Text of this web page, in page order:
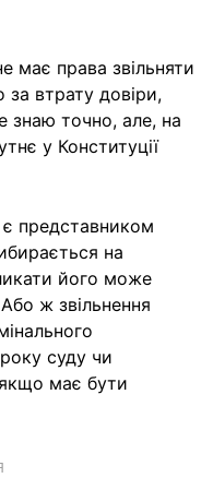
має права звільняти
за втрату довіри,
знаю точно, але, на
у Конституції
представником
на
його може
ж звільнення
суду чи
має бути